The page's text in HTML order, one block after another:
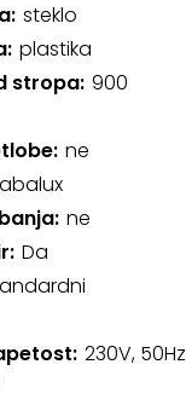
steklo
plastika
stropa 900
ne
ne
Da
230V, 50Hz